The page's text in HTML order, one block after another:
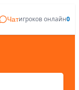
Чатигроков онлайн0